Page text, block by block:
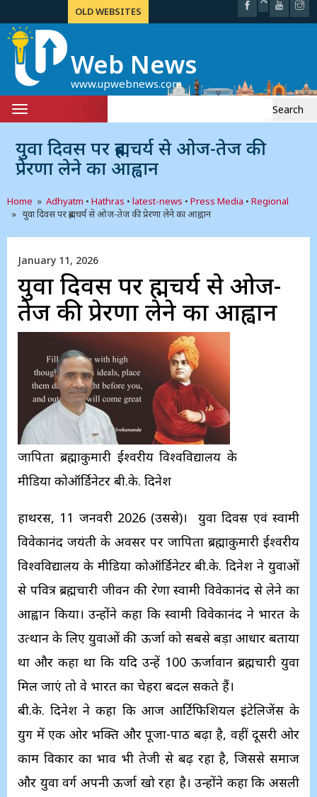
OLD WEBSITES
Web News
www.upwebnews.com
Toggle
navigation
युवा दिवस पर ब्रह्मचर्य से ओज-तेज की
प्रेरणा लेने का आह्वान
Home » Adhyatm • Hathras • latest-news • Press Media • Regional
» युवा दिवस पर ब्रह्मचर्य से ओज-तेज की प्रेरणा लेने का आह्वान
January 11, 2026
युवा दिवस पर ब्रह्मचर्य से ओज-
तेज की प्रेरणा लेने का आह्वान
प्रजापिता ब्रह्माकुमारी ईश्वरीय विश्वविद्यालय के
मीडिया कोऑर्डिनेटर बी.के. दिनेश
हाथरस, 11 जनवरी 2026 (उप्रससे)। युवा दिवस एवं स्वामी
विवेकानंद जयंती के अवसर पर प्रजापिता ब्रह्माकुमारी ईश्वरीय
विश्वविद्यालय के मीडिया कोऑर्डिनेटर बी.के. दिनेश ने युवाओं
से पवित्र ब्रह्मचारी जीवन की प्रेरणा स्वामी विवेकानंद से लेने का
आह्वान किया। उन्होंने कहा कि स्वामी विवेकानंद ने भारत के
उत्थान के लिए युवाओं की ऊर्जा को सबसे बड़ा आधार बताया
था और कहा था कि यदि उन्हें 100 ऊर्जावान ब्रह्मचारी युवा
मिल जाएं तो वे भारत का चेहरा बदल सकते हैं।
बी.के. दिनेश ने कहा कि आज आर्टिफिशियल इंटेलिजेंस के
युग में एक ओर भक्ति और पूजा-पाठ बढ़ा है, वहीं दूसरी ओर
काम विकार का प्रभाव भी तेजी से बढ़ रहा है, जिससे समाज
और युवा वर्ग अपनी ऊर्जा खो रहा है। उन्होंने कहा कि असली